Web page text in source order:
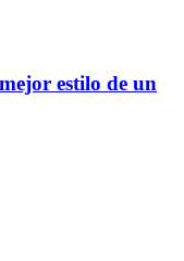
estilo de un